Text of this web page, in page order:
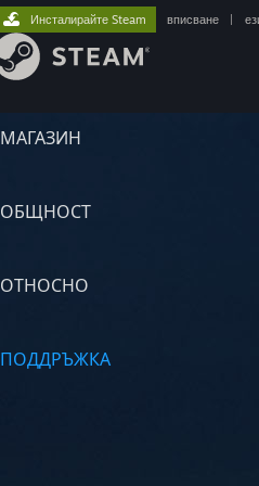
МАГАЗИН
ОБЩНОСТ
ОТНОСНО
ПОДДРЪЖКА
Инсталирайте Steam вписване